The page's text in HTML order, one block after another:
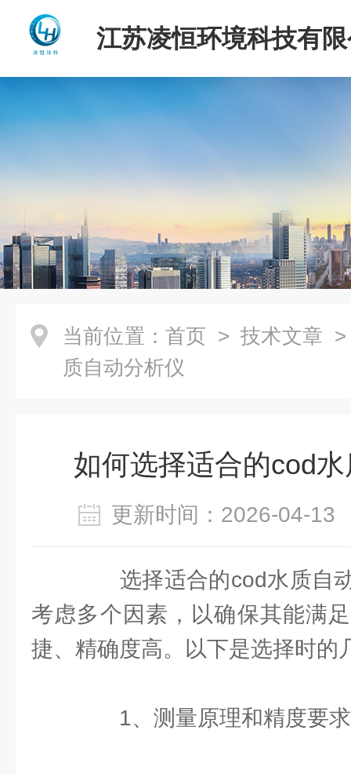
江苏凌恒环境科技有
当前位置： 首页 > 技术文章
质自动分析仪
如何选择适合的cod
更新时间：2026-04-
选择适合的cod水质自动
考虑多个因素，以确保其能满
捷、精确度高。以下是选择时的
1、测量原理和精度要求